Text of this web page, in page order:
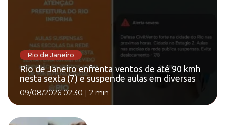
Rio de Janeiro
Rio de Janeiro enfrenta ventos de até 90 kmh
nesta sexta (7) e suspende aulas em diversas
09/08/2026 02:30 | 2 min